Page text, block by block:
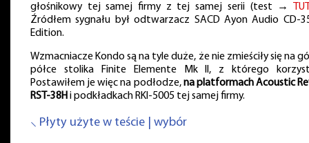
głośnikowy tej samej firmy z tej samej serii (test →
Źródłem sygnału był odtwarzacz SACD Ayon Audio CD-
Edition.
Wzmacniacze Kondo są na tyle duże, że nie zmieściły się na
półce stolika Finite Elemente Mk II, z którego
Postawiłem je więc na podłodze,na platformach Acoustic
RST-38H i podkładkach RKI-5005 tej samej firmy.
⸜ Płyty użyte w teście | wybór